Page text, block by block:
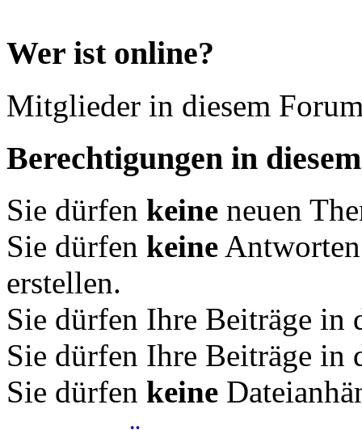
Wer ist online?
Mitglieder in diesem
Berechtigungen in
Sie dürfen keine neuen
Sie dürfen keine
erstellen.
Sie dürfen Ihre Beiträge in
Sie dürfen Ihre Beiträge in
Sie dürfen keine